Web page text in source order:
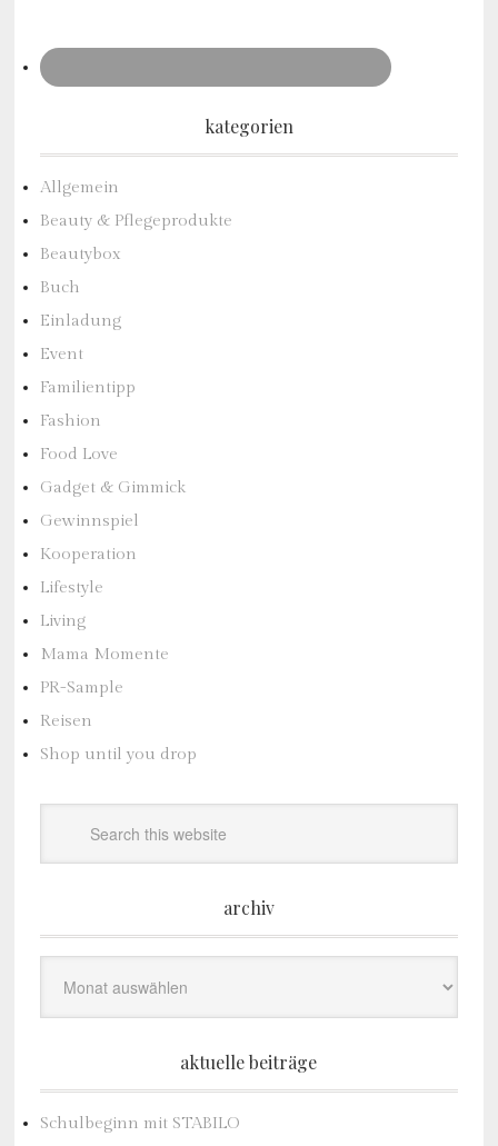
kategorien
Allgemein
Beauty & Pflegeprodukte
Beautybox
Buch
Einladung
Event
Familientipp
Fashion
Food Love
Gadget & Gimmick
Gewinnspiel
Kooperation
Lifestyle
Living
Mama Momente
PR-Sample
Reisen
Shop until you drop
archiv
aktuelle beiträge
Schulbeginn mit STABILO